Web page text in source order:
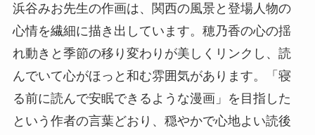
浜谷みお先生の作画は、関西の風景と登場人物の
心情を繊細に描き出しています。穂乃香の心の揺
れ動きと季節の移り変わりが美しくリンクし、読
んでいて心がほっと和む雰囲気があります。「寝
る前に読んで安眠できるような漫画」を目指した
という作者の言葉どおり、穏やかで心地よい読後